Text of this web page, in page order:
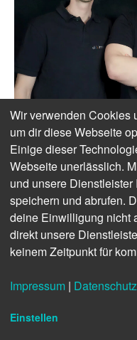
Das
Wer schon einmal
weiß: Das ist oft gar
Vorkenntnisse. Genau
mit Unterstützung
lasse sich doch sicher
übertragen.
Software an, mit
Wir verwenden Cookies
um dir diese Webseite
Einige dieser
Webseite unerlässlich.
und unsere
speichern und abrufen.
deine Einwilligung nicht
direkt unsere
keinem Zeitpunkt für
Impressum |
Einstellen